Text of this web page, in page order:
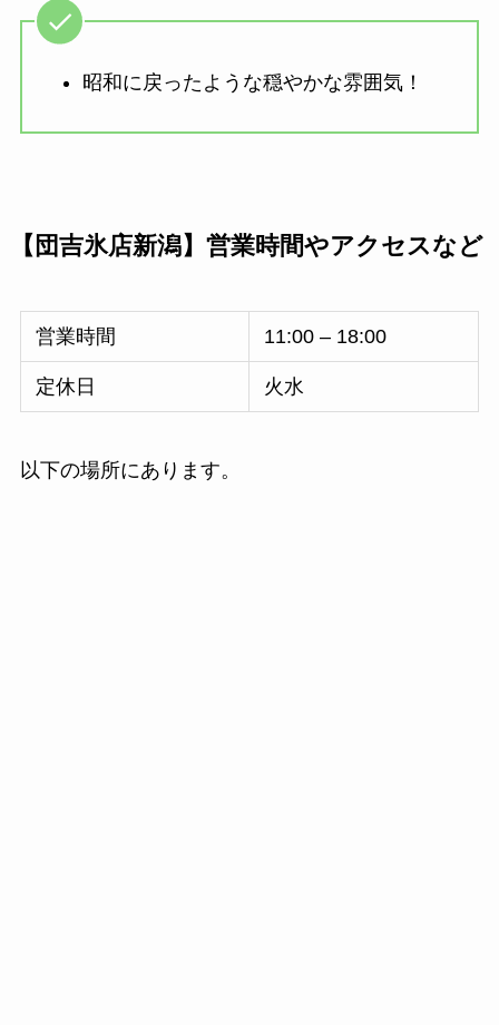
昭和に戻ったような穏やかな雰囲気！
【団吉氷店新潟】営業時間やアクセスなど
営業時間 11:00 – 18:00
定休日 火水
以下の場所にあります。